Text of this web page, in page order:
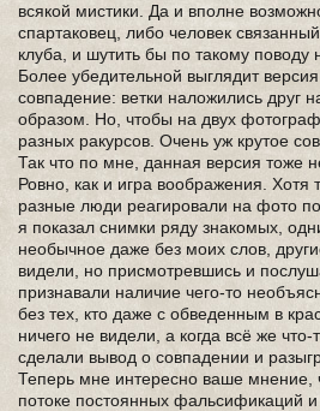
всякой мистики. Да и вполне
спартаковец, либо человек
клуба, и шутить бы по такому поводу
Более убедительной выглядит версия
совпадение: ветки наложились друг
образом. Но, чтобы на двух
разных ракурсов. Очень уж крутое
Так что по мне, данная версия тоже
Ровно, как и игра воображения. Хотя
разные люди реагировали на фото
я показал снимки ряду знакомых,
необычное даже без моих слов,
видели, но присмотревшись и
признавали наличие чего-то
без тех, кто даже с обведенным в
ничего не видели, а когда всё же что-
сделали вывод о совпадении и
Теперь мне интересно ваше мнение,
потоке постоянных фальсификаций и